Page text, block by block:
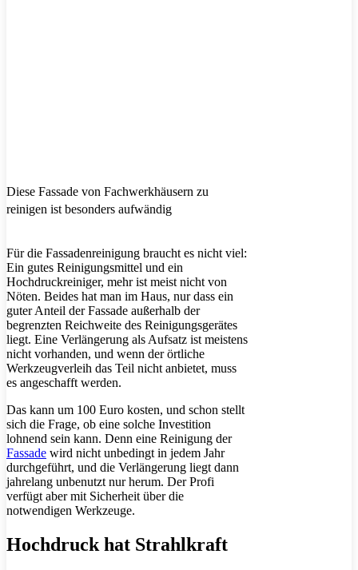
Diese Fassade von Fachwerkhäusern zu
reinigen ist besonders aufwändig
Für die Fassadenreinigung braucht es nicht viel:
Ein gutes Reinigungsmittel und ein
Hochdruckreiniger, mehr ist meist nicht von
Nöten. Beides hat man im Haus, nur dass ein
guter Anteil der Fassade außerhalb der
begrenzten Reichweite des Reinigungsgerätes
liegt. Eine Verlängerung als Aufsatz ist meistens
nicht vorhanden, und wenn der örtliche
Werkzeugverleih das Teil nicht anbietet, muss
es angeschafft werden.
Das kann um 100 Euro kosten, und schon stellt
sich die Frage, ob eine solche Investition
lohnend sein kann. Denn eine Reinigung der
Fassade wird nicht unbedingt in jedem Jahr
durchgeführt, und die Verlängerung liegt dann
jahrelang unbenutzt nur herum. Der Profi
verfügt aber mit Sicherheit über die
notwendigen Werkzeuge.
Hochdruck hat Strahlkraft